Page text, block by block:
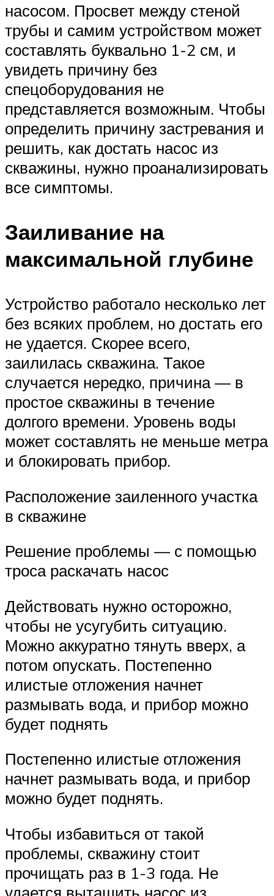
насосом. Просвет между стеной
трубы и самим устройством может
составлять буквально 1-2 см, и
увидеть причину без
спецоборудования не
представляется возможным. Чтобы
определить причину застревания и
решить, как достать насос из
скважины, нужно проанализировать
все симптомы.
Заиливание на
максимальной глубине
Устройство работало несколько лет
без всяких проблем, но достать его
не удается. Скорее всего,
заилилась скважина. Такое
случается нередко, причина — в
простое скважины в течение
долгого времени. Уровень воды
может составлять не меньше метра
и блокировать прибор.
Расположение заиленного участка
в скважине
Решение проблемы — с помощью
троса раскачать насос
Действовать нужно осторожно,
чтобы не усугубить ситуацию.
Можно аккуратно тянуть вверх, а
потом опускать. Постепенно
илистые отложения начнет
размывать вода, и прибор можно
будет поднять
Постепенно илистые отложения
начнет размывать вода, и прибор
можно будет поднять.
Чтобы избавиться от такой
проблемы, скважину стоит
прочищать раз в 1-3 года. Не